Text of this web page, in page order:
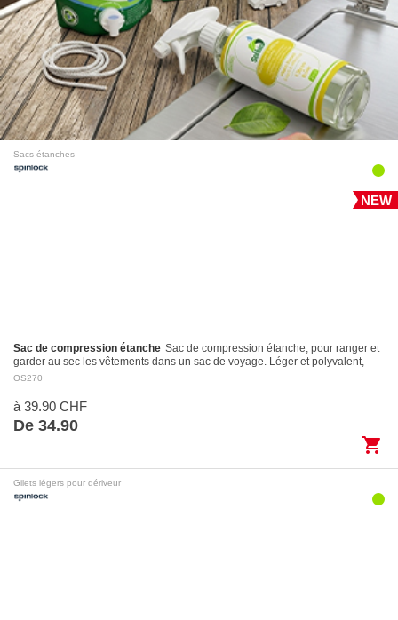
Sacs étanches
NEW
Sac de compression étanche Sac de compression étanche, pour ranger et
garder au sec les vêtements dans un sac de voyage. Léger et polyvalent,
avec fermeture Roll-Top et…
OS270
à 39.90 CHF
De 34.90
shopping_cart
Gilets légers pour dériveur